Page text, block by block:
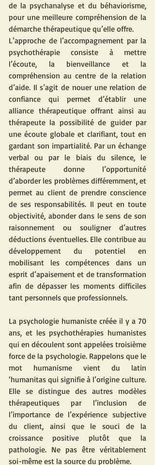
de la psychanalyse et du béhaviorisme,
pour une meilleure compréhension de la
démarche thérapeutique qu’elle offre.
L’approche de l’accompagnement par la
psychothérapie consiste à mettre
l’écoute, la bienveillance et la
compréhension au centre de la relation
d’aide. Il s’agit de nouer une relation de
confiance qui permet d’établir une
alliance thérapeutique offrant ainsi au
thérapeute la possibilité de guider par
une écoute globale et clarifiant, tout en
gardant son impartialité. Par un échange
verbal ou par le biais du silence, le
thérapeute donne l’opportunité
d’aborder les problèmes différemment, et
permet au client de prendre conscience
de ses responsabilités. Il peut en toute
objectivité, abonder dans le sens de son
raisonnement ou souligner d’autres
déductions éventuelles. Elle contribue au
développement du potentiel en
mobilisant les compétences dans un
esprit d’apaisement et de transformation
afin de dépasser les moments difficiles
tant personnels que professionnels.
La psychologie humaniste créée il y a 70
ans, et les psychothérapies humanistes
qui en découlent sont appelées troisième
force de la psychologie. Rappelons que le
mot humanisme vient du latin
‘humanitas qui signifie à l’origine culture.
Elle se distingue des autres modèles
thérapeutiques par l’inclusion de
l’importance de l’expérience subjective
du client, ainsi que le souci de la
croissance positive plutôt que la
pathologie. Ne pas être véritablement
soi-même est la source du problème.